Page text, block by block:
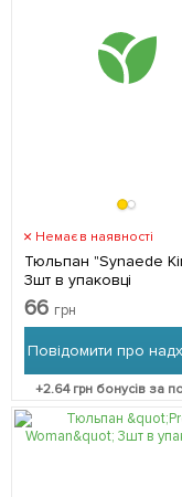
Немає в наявності
Тюльпан "Synaede
3шт в упаковці
66 грн
Повідомити про
+2.64грн бонусів за